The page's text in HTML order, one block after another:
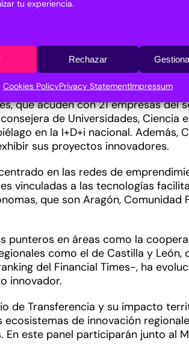
tu experiencia.
Rechazar
Cookies PolicyPrivacy StatementImpressum
José Carlos Gómez
Oficinas de Transferencia de
de los diferentes altos cargos
Andalucía por la fusión nuclear,
o el nuevo marco regulador de
relevante representación
que acuden con 21 empresas
de Universidades, Ciencia
en la I+D+i nacional.
sus proyectos innovadores.
en las redes de
vinculadas a las tecnologías
que son Aragón, Comunidad
en áreas como la
como el de Castilla y
del Financial Times-, ha
innovador.
de Transferencia y su impacto
de innovación
este panel participarán junto al